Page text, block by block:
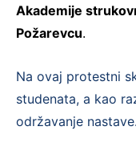
Akademije
Požarevcu.
Na ovaj protestni
studenata, a kao
održavanje nastave.